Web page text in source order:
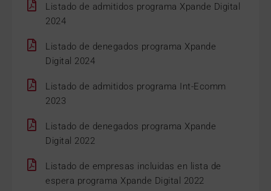
Listado de admitidos programa Xpande Digital
2024
Listado de denegados programa Xpande
Digital 2024
Listado de admitidos programa Int-Ecomm
2023
Listado de denegados programa Xpande
Digital 2022
Listado de empresas incluidas en lista de
espera programa Xpande Digital 2022